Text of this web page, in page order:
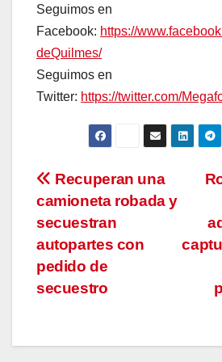
Seguimos en
Facebook: https://
deQuilmes/
Seguimos en
Twitter: https://twitter.com/
Navegación
de
entradas
Recuperan una
camioneta robada y
secuestran
autopartes con
pedido de
secuestro